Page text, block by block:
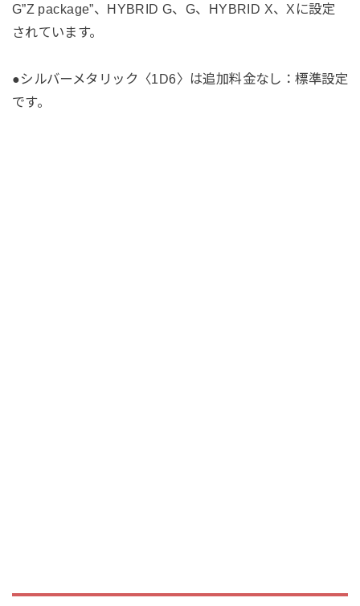
G”Z package”、HYBRID G、G、HYBRID X、Xに設定
されています。
●シルバーメタリック〈1D6〉は追加料金なし：標準設定
です。